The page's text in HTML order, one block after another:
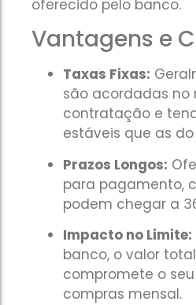
oferecido pelo banco.
Vantagens e
Taxas Fixas:
são acordadas
contratação e
estáveis que as
Prazos Longos:
para pagamento,
podem chegar a
Impacto no Limite:
banco, o valor
compromete o
compras mensal.